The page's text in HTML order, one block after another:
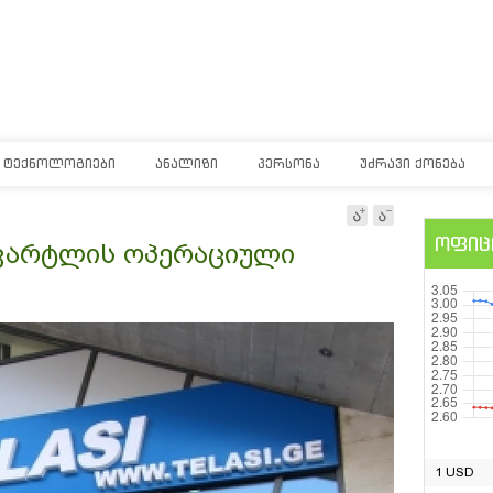
ᲢᲔᲥᲜᲝᲚᲝᲒᲘᲔᲑᲘ ᲐᲜᲐᲚᲘᲖᲘ ᲞᲔᲠᲡᲝᲜᲐ ᲣᲫᲠᲐᲕᲘ ᲥᲝᲜᲔᲑᲐ
ოპერაციული
1 USD